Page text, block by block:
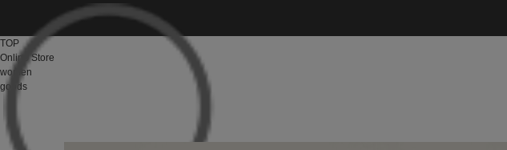
TOP
Online Store
women
goods